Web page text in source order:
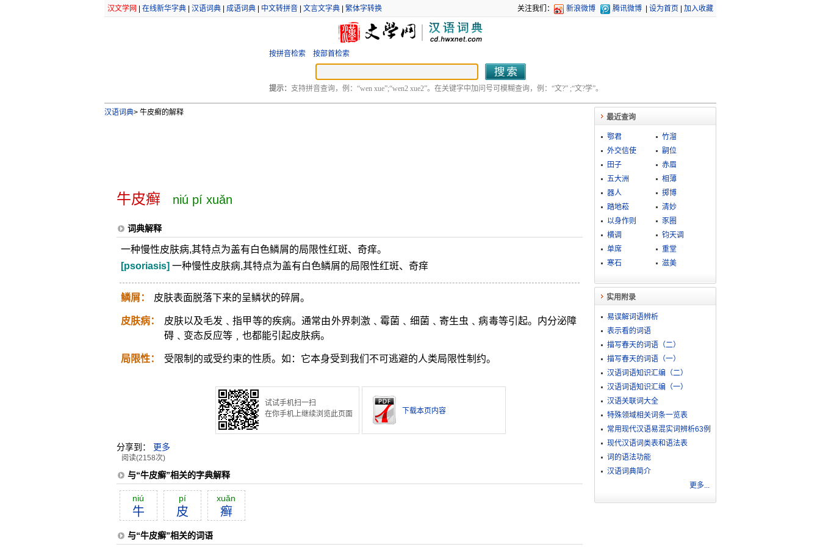
汉文学网 在线新华字典| 汉语词典| 成语词典| 中文转拼音| 文言文字典| 繁体字转换 关注我们： 新浪微博 腾讯微博 设为首页 加入收藏
按拼音检索 按部首检索
提示： 支持拼音查询，例：“wen xue”;“wen2 xue2”。在关键字中加问号可模糊查询，例：“文?” ;“文?学”。
汉语词典>牛皮癣的解释
牛皮癣 niú pí xuǎn
词典解释
一种慢性皮肤病,其特点为盖有白色鳞屑的局限性红斑、奇痒。
[psoriasis] 一种慢性皮肤病,其特点为盖有白色鳞屑的局限性红斑、奇痒
鳞屑： 皮肤表面脱落下来的呈鳞状的碎屑。
皮肤病：
皮肤以及毛发﹑指甲等的疾病。通常由外界刺激﹑霉菌﹑细菌﹑寄生虫﹑病毒等引起。内分泌障
碍﹑变态反应等﹐也都能引起皮肤病。
局限性： 受限制的或受约束的性质。如：它本身受到我们不可逃避的人类局限性制约。
试试手机扫一扫
在你手机上继续浏览此页面
下载本页内容
分享到： 更多
阅读(2158次)
与“牛皮癣”相关的字典解释
niú
牛
pí
皮
xuăn
癣
与“牛皮癣”相关的词语
最近查询
鄂君
竹溜
外交信使
嗣位
田子
赤眉
五大洲
相薄
器人
掷博
踏地菘
清妙
以身作则
豕圈
横调
钧天调
单席
重堂
寒石
滋美
实用附录
易误解词语辨析
表示看的词语
描写春天的词语（二）
描写春天的词语（一）
汉语词语知识汇编（二）
汉语词语知识汇编（一）
汉语关联词大全
特殊领域相关词条一览表
常用现代汉语易混实词辨析63例
现代汉语词类表和语法表
词的语法功能
汉语词典简介
更多...